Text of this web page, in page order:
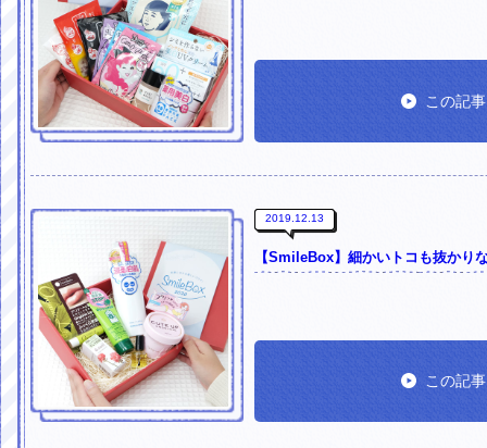
この記
2019.12.13
【SmileBox】細かいトコも抜かり
この記